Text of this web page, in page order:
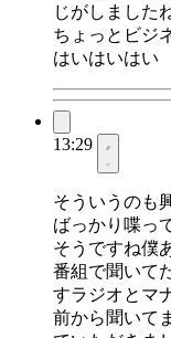
じがしました
ちょっとビジ
はいはいはい
13:29
そういうのも
ばっかり喋っ
そうですね僕
番組で聞いて
すラジオとマ
前から聞いて